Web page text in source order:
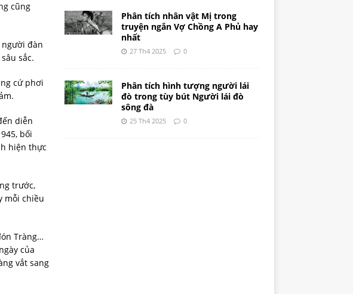
cũng
người đàn
sắc.
cứ phơi
diễn
bối
hiện thực
trước,
mỗi chiều
Tràng…
của
vắt sang
Phân tích nhân vật Mị trong
truyện ngắn Vợ Chồng A Phủ hay
nhất
27 Th4 2025 0
Phân tích hình tượng người lái
đò trong tùy bút Người lái đò
sông đà
25 Th4 2025 0